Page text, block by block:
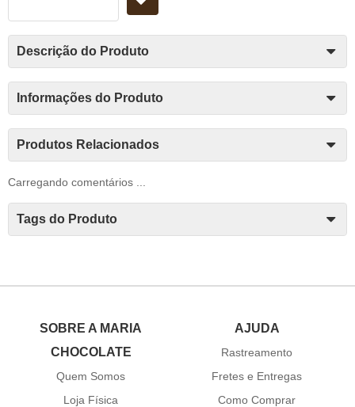
Descrição do Produto
Informações do Produto
Produtos Relacionados
Carregando comentários ...
Tags do Produto
SOBRE A MARIA
CHOCOLATE
Quem Somos
Loja Física
AJUDA
Rastreamento
Fretes e Entregas
Como Comprar